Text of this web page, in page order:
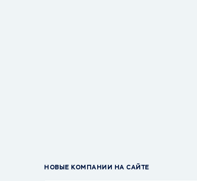
НОВЫЕ КОМПАНИИ НА САЙТЕ